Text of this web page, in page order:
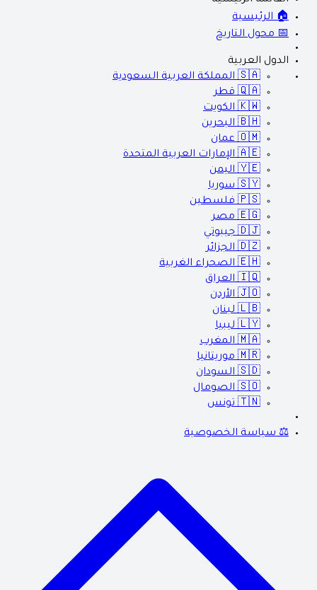
🏠 الرئيسية
📅 محول التاريخ
الدول العربية
🇸🇦 المملكة العربية السعودية
🇶🇦 قطر
🇰🇼 الكويت
🇧🇭 البحرين
🇴🇲 عمان
🇦🇪 الإمارات العربية المتحدة
🇾🇪 اليمن
🇸🇾 سوريا
🇵🇸 فلسطين
🇪🇬 مصر
🇩🇯 جيبوتي
🇩🇿 الجزائر
🇪🇭 الصحراء الغربية
🇮🇶 العراق
🇯🇴 الأردن
🇱🇧 لبنان
🇱🇾 ليبيا
🇲🇦 المغرب
🇲🇷 موريتانيا
🇸🇩 السودان
🇸🇴 الصومال
🇹🇳 تونس
⚖️ سياسة الخصوصية